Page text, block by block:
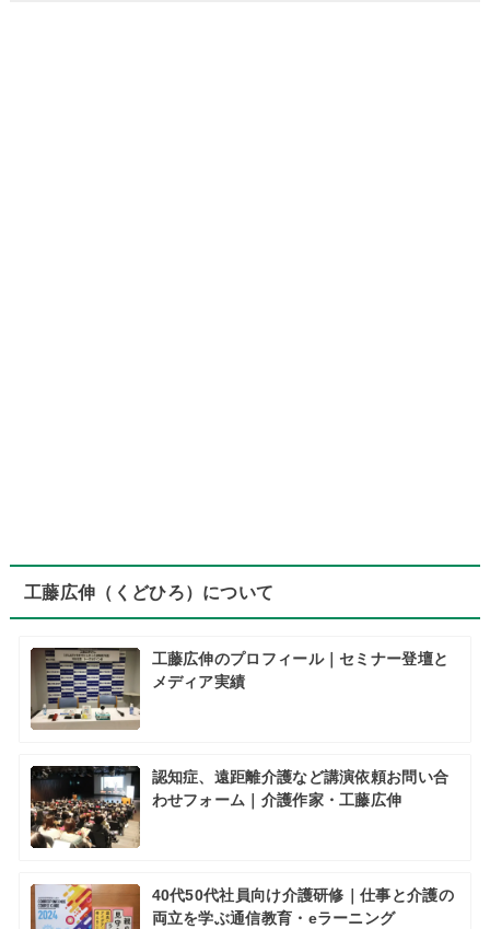
工藤広伸（くどひろ）について
工藤広伸のプロフィール｜セミナー登壇と
メディア実績
認知症、遠距離介護など講演依頼お問い合
わせフォーム｜介護作家・工藤広伸
40代50代社員向け介護研修｜仕事と介護の
両立を学ぶ通信教育・eラーニング